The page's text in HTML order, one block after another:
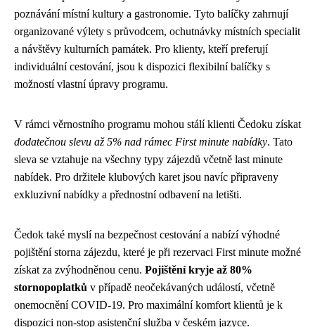
poznávání místní kultury a gastronomie. Tyto balíčky zahrnují
organizované výlety s průvodcem, ochutnávky místních specialit
a návštěvy kulturních památek. Pro klienty, kteří preferují
individuální cestování, jsou k dispozici flexibilní balíčky s
možností vlastní úpravy programu.
V rámci věrnostního programu mohou stálí klienti Čedoku získat
dodatečnou slevu až 5% nad rámec First minute nabídky. Tato
sleva se vztahuje na všechny typy zájezdů včetně last minute
nabídek. Pro držitele klubových karet jsou navíc připraveny
exkluzivní nabídky a přednostní odbavení na letišti.
Čedok také myslí na bezpečnost cestování a nabízí výhodné
pojištění storna zájezdu, které je při rezervaci First minute možné
získat za zvýhodněnou cenu. Pojištění kryje až 80%
stornopoplatků v případě neočekávaných událostí, včetně
onemocnění COVID-19. Pro maximální komfort klientů je k
dispozici non-stop asistenční služba v českém jazyce.